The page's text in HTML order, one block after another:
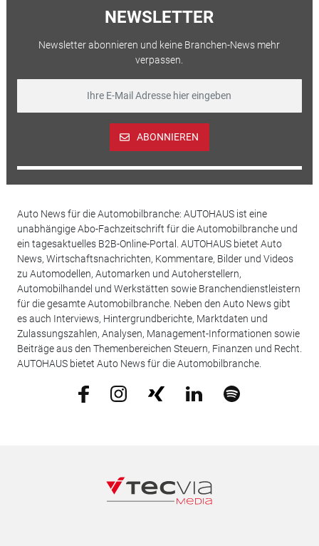
NEWSLETTER
Newsletter abonnieren und keine Branchen-News mehr
verpassen.
ABONNIEREN
Auto News für die Automobilbranche: AUTOHAUS ist eine
unabhängige Abo-Fachzeitschrift für die Automobilbranche und
ein tagesaktuelles B2B-Online-Portal. AUTOHAUS bietet Auto
News, Wirtschaftsnachrichten, Kommentare, Bilder und Videos
zu Automodellen, Automarken und Autoherstellern,
Automobilhandel und Werkstätten sowie Branchendienstleistern
für die gesamte Automobilbranche. Neben den Auto News gibt
es auch Interviews, Hintergrundberichte, Marktdaten und
Zulassungszahlen, Analysen, Management-Informationen sowie
Beiträge aus den Themenbereichen Steuern, Finanzen und Recht.
AUTOHAUS bietet Auto News für die Automobilbranche.